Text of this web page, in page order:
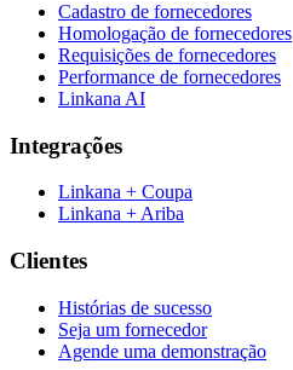
Cadastro de fornecedores
Homologação de fornecedores
Requisições de fornecedores
Performance de fornecedores
Linkana AI
Integrações
Linkana + Coupa
Linkana + Ariba
Clientes
Histórias de sucesso
Seja um fornecedor
Agende uma demonstração